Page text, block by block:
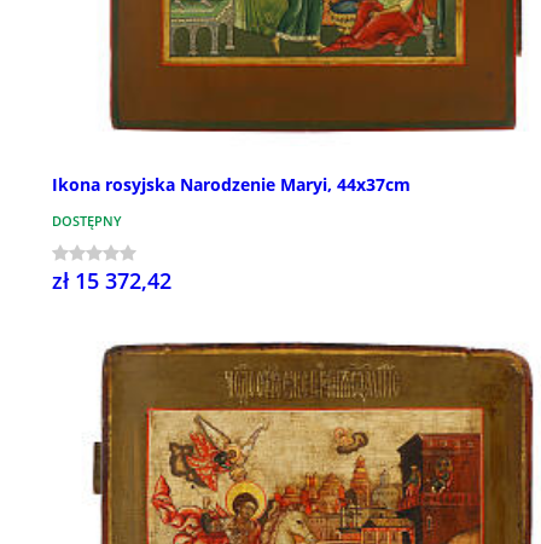
Ikona rosyjska Narodzenie Maryi, 44x37cm
DOSTĘPNY
zł 15 372,42